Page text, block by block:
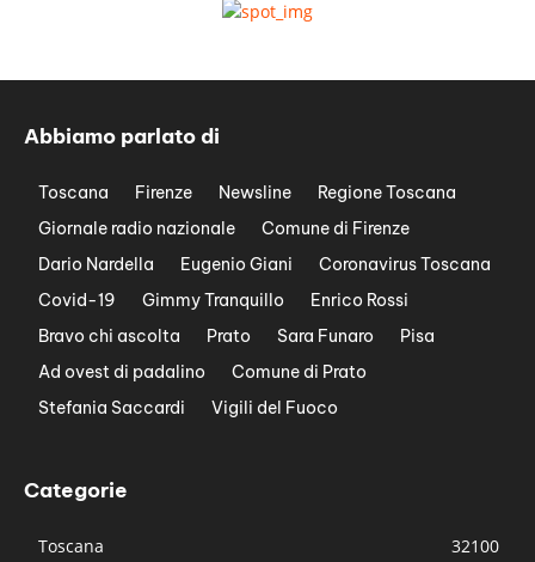
Abbiamo parlato di
Toscana Firenze Newsline
Regione Toscana
Giornale radio nazionale
Comune di Firenze
Dario Nardella
Eugenio Giani
Coronavirus Toscana
Covid-19
Gimmy Tranquillo
Enrico Rossi
Bravo chi ascolta
Prato Sara Funaro
Pisa
Ad ovest di padalino
Comune di Prato
Stefania Saccardi
Vigili del Fuoco
Categorie
Toscana
32100